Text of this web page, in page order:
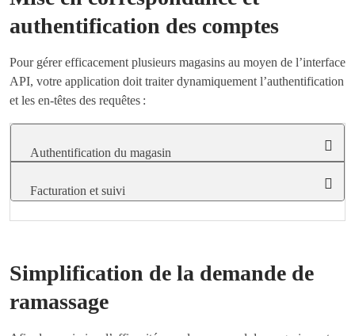
authentification des comptes
Pour gérer efficacement plusieurs magasins au moyen de l’interface
API, votre application doit traiter dynamiquement l’authentification
et les en-têtes des requêtes :
Authentification du magasin
Facturation et suivi
Simplification de la demande de
ramassage